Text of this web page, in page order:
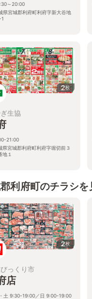
～20:00
県宮城郡利府町利府字新大谷地
2枚
生協
21:00
県宮城郡利府町利府字堀切前３
地１
利府町のチラシを
2枚
っくり市
店
土 9:30-19:00／日 9:00-19:00